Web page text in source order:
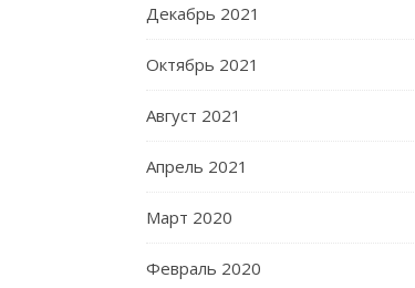
Декабрь 2021
Октябрь 2021
Август 2021
Апрель 2021
Март 2020
Февраль 2020